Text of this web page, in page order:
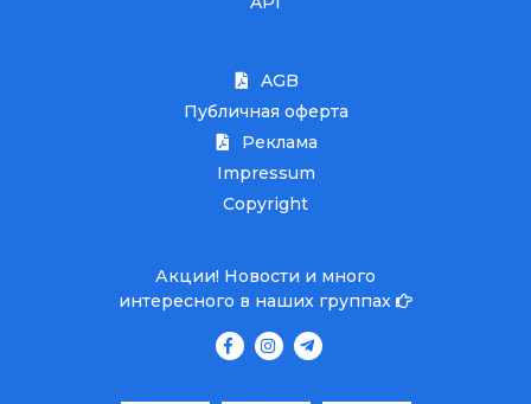
AGB
Публичная оферта
Реклама
Impressum
Copyright
Акции! Новости и много
интересного в наших группах